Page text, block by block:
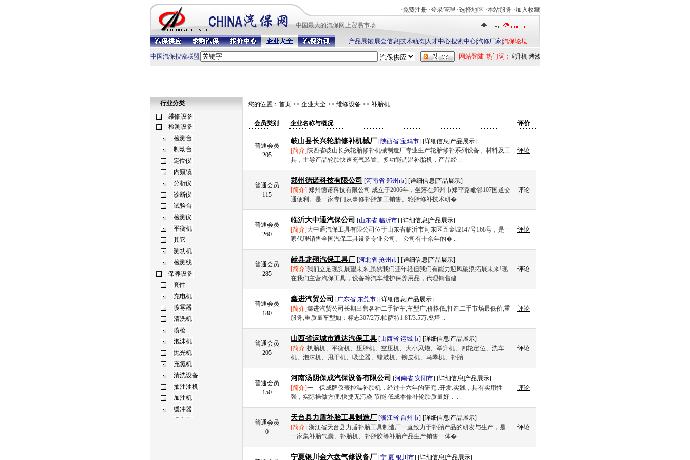
中国最
·免费注册 ·登录管理 ·选择地区 ·本站服务 ·加入收藏
大的汽保网上贸易市场
产品展馆| 展会信息 技术动态| 人才中心|搜索中心|汽修厂家 汽保论坛
中国汽保搜索联盟 网站登陆 热门词：举升机 烤漆房
行业分类 您的位置： 首页 >> 企业大全 >> 维修设备 >> 补胎机
会员类别 企业名称与概况 评价
普通会员
205
岐山县长兴轮胎修补机械厂 [陕西省 宝鸡市] [详细信息 产品展示]
[简介]陕西省岐山长兴轮胎修补机械制造厂专业生产轮胎修补系列设备、材料及工
具，主导产品轮胎快速充气装置、多功能调温补胎机，产品经 ..
评论
普通会员
115
郑州德诺科技有限公司 [河南省 郑州市] [详细信息 产品展示]
[简介] 郑州德诺科技有限公司 成立于2006年，坐落在郑州市郑平路毗邻107国道交
通便利。是一家专门从事修补胎加工销售、轮胎修补技术研� ..
评论
普通会员
260
临沂大中通汽保公司 [山东省 临沂市] [详细信息 产品展示]
[简介]大中通汽保工具有限公司位于山东省临沂市河东区五金城147号168号，是一
家代理销售全国汽保工具设备专业公司。 公司有十余年的� ..
评论
普通会员
285
献县龙翔汽保工具厂 [河北省 沧州市] [详细信息 产品展示]
[简介]我们立足现实展望未来,虽然我们还年轻但我们有能力迎风破浪拓展未来!现
在我们主营汽保工具，设备等汽车维护保养用品，代理销售建 ..
评论
普通会员
180
鑫进汽贸公司 [广东省 东莞市] [详细信息 产品展示]
[简介]鑫进汽贸公司长期出售各种二手轿车,车型广,价格低,打造二手市场最低价,重
服务,重质量车型如：标志307/2万.帕萨特1.8T/3.5万.桑塔 ..
评论
普通会员
205
山西省运城市通达汽保工具 [山西省 运城市] [详细信息 产品展示]
[简介]扒胎机、平衡机、压胎机、空压机、大小风炮、举升机、四轮定位、洗车
机、泡沫机、甩干机、吸尘器、镗鼓机、铆皮机、马攀机、补胎 ..
评论
普通会员
150
河南汤阴保成汽保设备有限公司 [河南省 安阳市] [详细信息 产品展示]
[简介]一 保成牌仪表控温补胎机，经过十六年的研究..开发.实践，具有实用性
强，实际操做方便.快捷无污染.节能.低成本修补轮胎质量好， ..
评论
普通会员
0
天台县力盾补胎工具制造厂 [浙江省 台州市] [详细信息 产品展示]
[简介] 浙江省天台县力盾补胎工具制造厂一直致力于补胎产品的研发与生产，是
一家集补胎气囊、补胎机、补胎胶等补胎产品生产销售一体� ..
评论
宁夏银川金六盘气修设备厂 [宁 夏 银川市] [详细信息 产品展示]